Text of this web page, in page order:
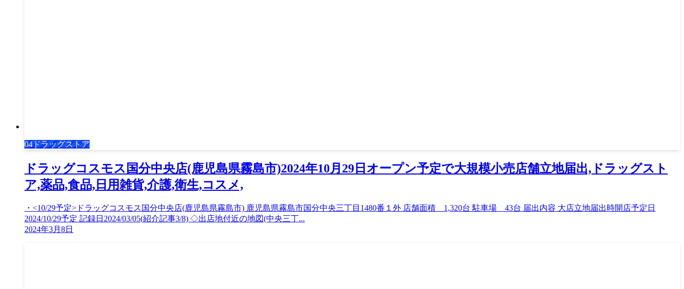
04ドラッグストア
ドラッグコスモス国分中央店(鹿児島県霧島市)2024年10月29日オープン予定で大規模小売店舗立地届出,ドラッグスト
ア,薬品,食品,日用雑貨,介護,衛生,コスメ,
・<10/29予定>ドラッグコスモス国分中央店(鹿児島県霧島市) 鹿児島県霧島市国分中央三丁目1480番１外 店舗面積 1,320台 駐車場 43台 届出内容 大店立地届出時開店予定日
2024/10/29予定 記録日2024/03/05(紹介記事3/8) ◇出店地付近の地図(中央三丁...
2024年3月8日